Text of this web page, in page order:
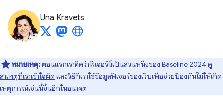
Una Kravets
หมายเหตุ:ตอนแรกเราคิดว่าฟีเจอร์นี้เป็นส่วนหนึ่งของ Baseline 2024 ดู
สาเหตุที่เราเข้าใจผิด และวิธีที่เราใช้ข้อมูลฟีเจอร์ของเว็บเพื่อช่วยป้องกันไม่ให้เกิด
เหตุการณ์เช่นนี้ขึ้นอีกในอนาคต